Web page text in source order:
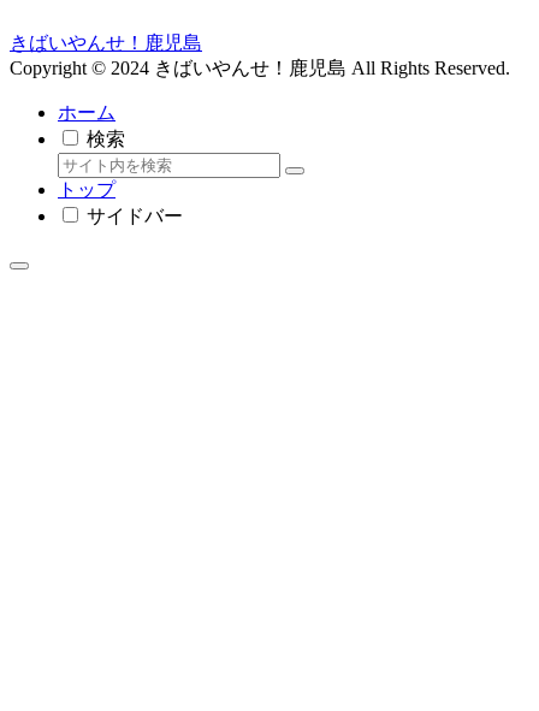
きばいやんせ！鹿児島
Copyright © 2024 きばいやんせ！鹿児島 All Rights Reserved.
ホーム
検索
トップ
サイドバー